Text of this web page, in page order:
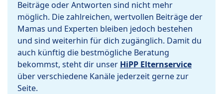
Beiträge oder Antworten sind nicht mehr
möglich. Die zahlreichen, wertvollen Beiträge der
Mamas und Experten bleiben jedoch bestehen
und sind weiterhin für dich zugänglich. Damit du
auch künftig die bestmögliche Beratung
bekommst, steht dir unser HiPP Elternservice
über verschiedene Kanäle jederzeit gerne zur
Seite.